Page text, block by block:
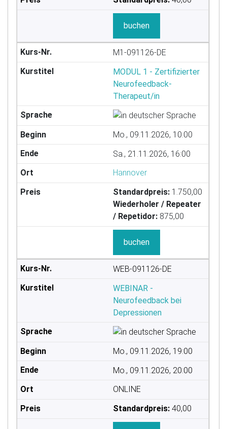
buchen
M1-091126-DE
MODUL 1 - Zertifizierter
Neurofeedback-
Therapeut/in
Mo., 09.11.2026, 10:00
Sa., 21.11.2026, 16:00
Hannover
Standardpreis: 1.750,00
Wiederholer / Repeater
/ Repetidor: 875,00
buchen
WEB-091126-DE
WEBINAR -
Neurofeedback bei
Depressionen
Mo., 09.11.2026, 19:00
Mo., 09.11.2026, 20:00
ONLINE
Standardpreis: 40,00